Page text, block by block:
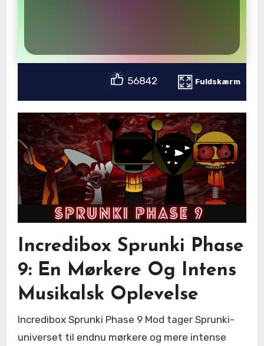
56842 Fuldskærm
Incredibox Sprunki Phase
9: En Mørkere Og Intens
Musikalsk Oplevelse
Incredibox Sprunki Phase 9 Mod tager Sprunki-
universet til endnu mørkere og mere intense